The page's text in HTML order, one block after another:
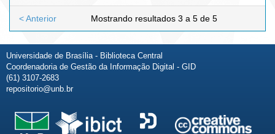
Mostrando resultados 3 a 5 de 5
< Anterior
Universidade de Brasília - Biblioteca Central
Coordenadoria de Gestão da Informação Digital - GID
(61) 3107-2683
repositorio@unb.br